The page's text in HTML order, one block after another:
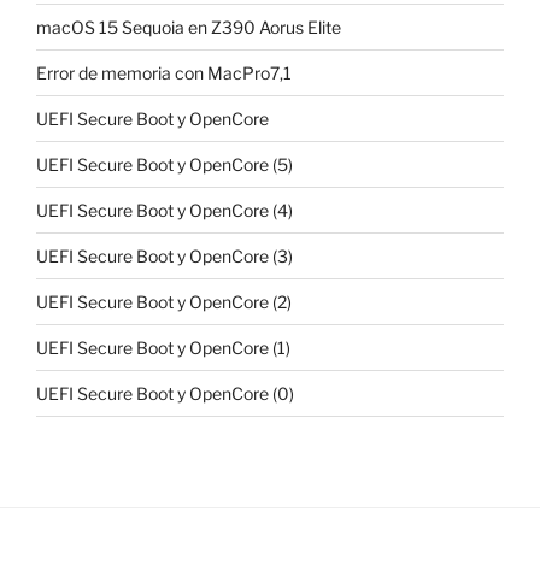
macOS 15 Sequoia en Z390 Aorus Elite
Error de memoria con MacPro7,1
UEFI Secure Boot y OpenCore
UEFI Secure Boot y OpenCore (5)
UEFI Secure Boot y OpenCore (4)
UEFI Secure Boot y OpenCore (3)
UEFI Secure Boot y OpenCore (2)
UEFI Secure Boot y OpenCore (1)
UEFI Secure Boot y OpenCore (0)